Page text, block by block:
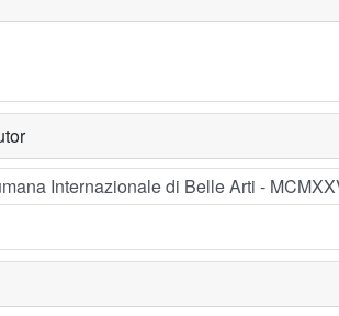
Internazionale di Belle Arti -